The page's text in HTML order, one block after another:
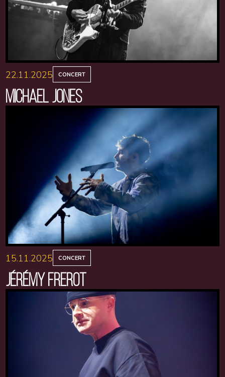
22.11.2025 CONCERT
MICHAEL JONES
15.11.2025 CONCERT
JÉRÉMY FREROT